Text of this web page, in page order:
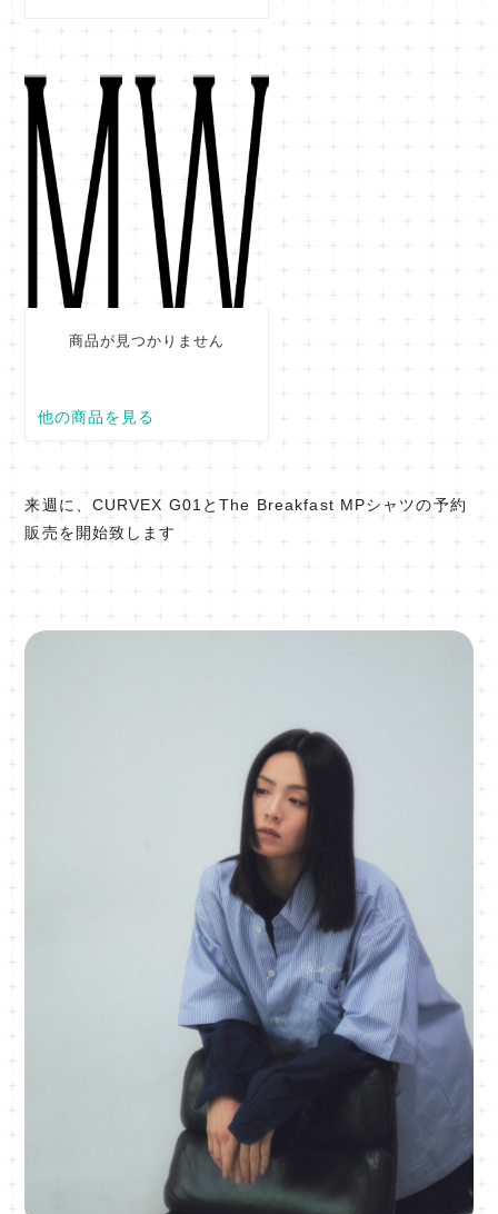
来週に、CURVEX G01とThe Breakfast MPシャツの予約
販売を開始致します